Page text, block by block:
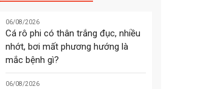
06/08/2026
Cá rô phi có thân trắng đục, nhiều
nhớt, bơi mất phương hướng là
mắc bệnh gì?
06/08/2026